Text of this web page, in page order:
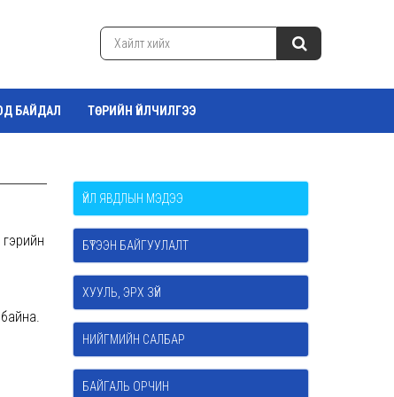
БАЙДАЛ ТӨРИЙН ҮЙЛЧИЛГЭЭ
ҮЙЛ ЯВДЛЫН МЭДЭЭ
БҮТЭЭН БАЙГУУЛАЛТ
ХУУЛЬ, ЭРХ ЗҮЙ
НИЙГМИЙН САЛБАР
БАЙГАЛЬ ОРЧИН